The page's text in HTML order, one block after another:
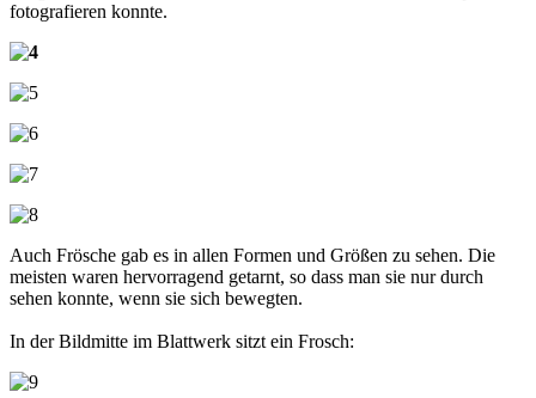
fotografieren konnte.
Auch Frösche gab es in allen Formen und Größen zu sehen. Die
meisten waren hervorragend getarnt, so dass man sie nur durch
sehen konnte, wenn sie sich bewegten.
In der Bildmitte im Blattwerk sitzt ein Frosch: